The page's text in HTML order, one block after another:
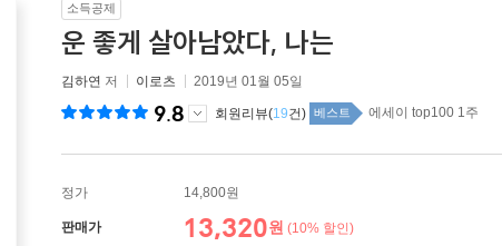
소득공제
운 좋게 살아남았다, 나는
김하연 저 이로츠 2019년 01월 05일
9.8 회원리뷰(19건) 베스트 에세이 top100 1주
정가 14,800원
판매가 13,320원 (10% 할인)